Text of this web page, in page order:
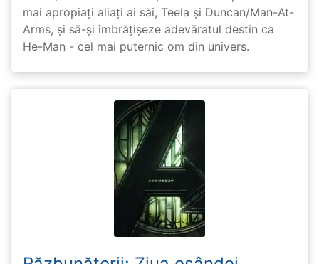
mai apropiați aliați ai săi, Teela și Duncan/Man-At-
Arms, și să-și îmbrățișeze adevăratul destin ca
He-Man - cel mai puternic om din univers.